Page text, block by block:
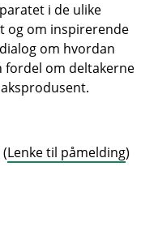
i de ulike
og om inspirerende
om hvordan
fordel om deltakerne
Lenke til påmelding)